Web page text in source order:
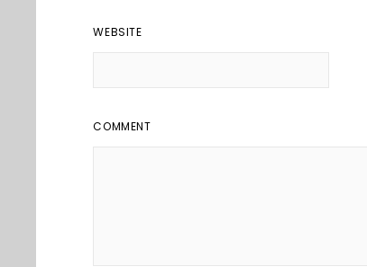
WEBSITE
COMMENT